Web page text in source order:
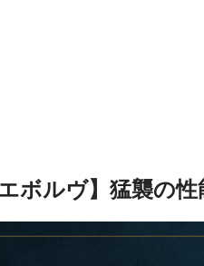
ボルヴ】猛襲の